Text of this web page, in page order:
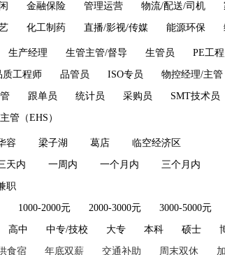
金融保险 管理运营 物流/配送/司机
化工制药 直播/影视/传媒 能源环保
生产经理 生管主管/督导 生管员 PE工
质工程师 品管员 ISO专员 物控经理/主管
跟单员 统计员 采购员 SMT技术员
管（EHS）
容 梁子湖 葛店 临空经济区
天内 一周内 一个月内 三个月内
职
1000-2000元 2000-3000元 3000-5000元
高中 中专/技校 大专 本科 硕士
食宿 年底双薪 交通补助 周末双休